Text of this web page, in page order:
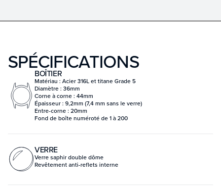
SPÉCIFICATIONS
BOÎTIER
Matériau : Acier 316L et titane Grade 5
Diamètre : 36mm
Corne à corne : 44mm
Épaisseur : 9,2mm (7,4 mm sans le verre)
Entre-corne : 20mm
Fond de boîte numéroté de 1 à 200
VERRE
Verre saphir double dôme
Revêtement anti-reflets interne